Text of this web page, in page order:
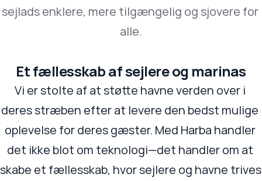
sejlads enklere, mere tilgængelig og sjovere for
alle.
Et fællesskab af sejlere og marinas
Vi er stolte af at støtte havne verden over i
deres stræben efter at levere den bedst mulige
oplevelse for deres gæster. Med Harba handler
det ikke blot om teknologi—det handler om at
skabe et fællesskab, hvor sejlere og havne trives